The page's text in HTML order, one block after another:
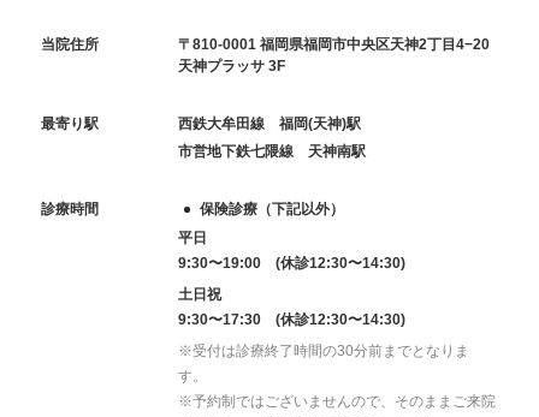
当院住所
〒810-0001 福岡県福岡市中央区天神2丁目4−20
天神プラッサ 3F
最寄り駅
西鉄大牟田線 福岡(天神)駅
市営地下鉄七隈線 天神南駅
診療時間
保険診療（下記以外）
平日
9:30〜19:00 (休診12:30〜14:30)
土日祝
9:30〜17:30 (休診12:30〜14:30)
※受付は診療終了時間の30分前までとなりま
す。
※予約制ではございませんので、そのままご来院